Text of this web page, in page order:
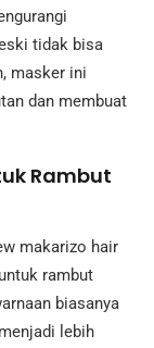
tidak bisa
masker ini
dan membuat
Rambut
makarizo hair
rambut
biasanya
lebih